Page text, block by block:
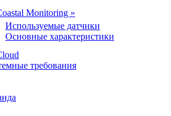
Monitoring »
Используемые датчики
Основные характеристики
требования